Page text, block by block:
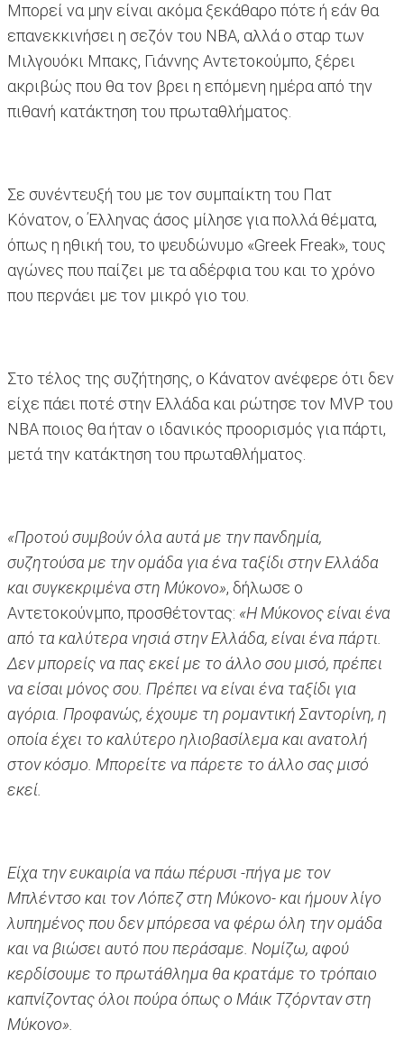
Μπορεί να μην είναι ακόμα ξεκάθαρο πότε ή εάν θα
επανεκκινήσει η σεζόν του NBA, αλλά ο σταρ των
Μιλγουόκι Μπακς, Γιάννης Αντετοκούμπο, ξέρει
ακριβώς που θα τον βρει η επόμενη ημέρα από την
πιθανή κατάκτηση του πρωταθλήματος.
Σε συνέντευξή του με τον συμπαίκτη του Πατ
Κόνατον, ο Έλληνας άσος μίλησε για πολλά θέματα,
όπως η ηθική του, το ψευδώνυμο «Greek Freak», τους
αγώνες που παίζει με τα αδέρφια του και το χρόνο
που περνάει με τον μικρό γιο του.
Στο τέλος της συζήτησης, ο Κάνατον ανέφερε ότι δεν
είχε πάει ποτέ στην Ελλάδα και ρώτησε τον MVP του
NBA ποιος θα ήταν ο ιδανικός προορισμός για πάρτι,
μετά την κατάκτηση του πρωταθλήματος.
«Προτού συμβούν όλα αυτά με την πανδημία,
συζητούσα με την ομάδα για ένα ταξίδι στην Ελλάδα
και συγκεκριμένα στη Μύκονο», δήλωσε ο
Αντετοκούνμπο, προσθέτοντας: «Η Μύκονος είναι ένα
από τα καλύτερα νησιά στην Ελλάδα, είναι ένα πάρτι.
Δεν μπορείς να πας εκεί με το άλλο σου μισό, πρέπει
να είσαι μόνος σου. Πρέπει να είναι ένα ταξίδι για
αγόρια. Προφανώς, έχουμε τη ρομαντική Σαντορίνη, η
οποία έχει το καλύτερο ηλιοβασίλεμα και ανατολή
στον κόσμο. Μπορείτε να πάρετε το άλλο σας μισό
εκεί.
Είχα την ευκαιρία να πάω πέρυσι -πήγα με τον
Μπλέντσο και τον Λόπεζ στη Μύκονο- και ήμουν λίγο
λυπημένος που δεν μπόρεσα να φέρω όλη την ομάδα
και να βιώσει αυτό που περάσαμε. Νομίζω, αφού
κερδίσουμε το πρωτάθλημα θα κρατάμε το τρόπαιο
καπνίζοντας όλοι πούρα όπως ο Mάικ Τζόρνταν στη
Μύκονο».